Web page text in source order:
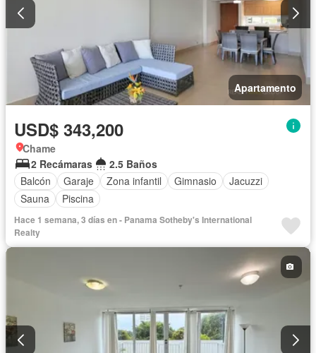
Apartamento
USD$ 343,200
Chame
2 Recámaras
2.5 Baños
Balcón
Garaje Zona infantil Gimnasio
Jacuzzi
Sauna
Piscina
Hace 1 semana, 3 días en - Panama Sotheby's International
Realty